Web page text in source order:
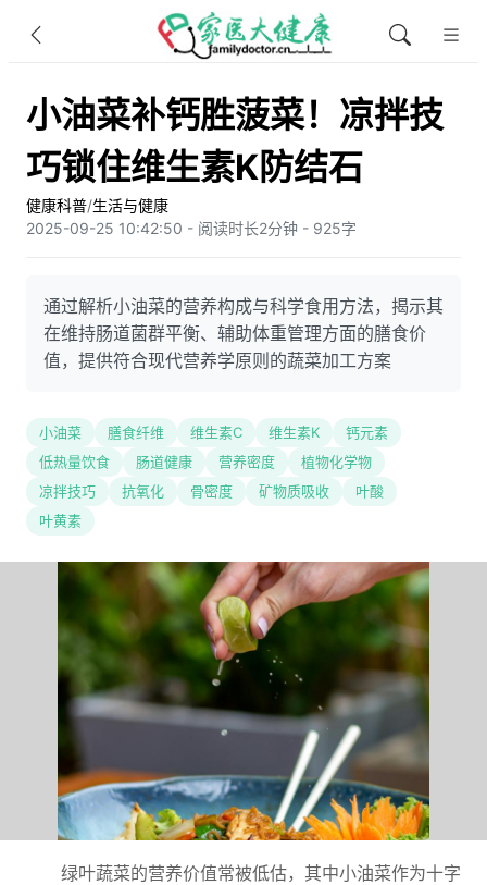
小油菜补钙胜菠菜！凉拌技
巧锁住维生素K防结石
健康科普/生活与健康
2025-09-25 10:42:50 - 阅读时长2分钟 - 925字
通过解析小油菜的营养构成与科学食用方法，揭示其
在维持肠道菌群平衡、辅助体重管理方面的膳食价
值，提供符合现代营养学原则的蔬菜加工方案
小油菜 膳食纤维 维生素C 维生素K
钙元素
低热量饮食
肠道健康 营养密度
植物化学物
凉拌技巧
抗氧化 骨密度 矿物质吸收
叶酸
叶黄素
绿叶蔬菜的营养价值常被低估，其中小油菜作为十字